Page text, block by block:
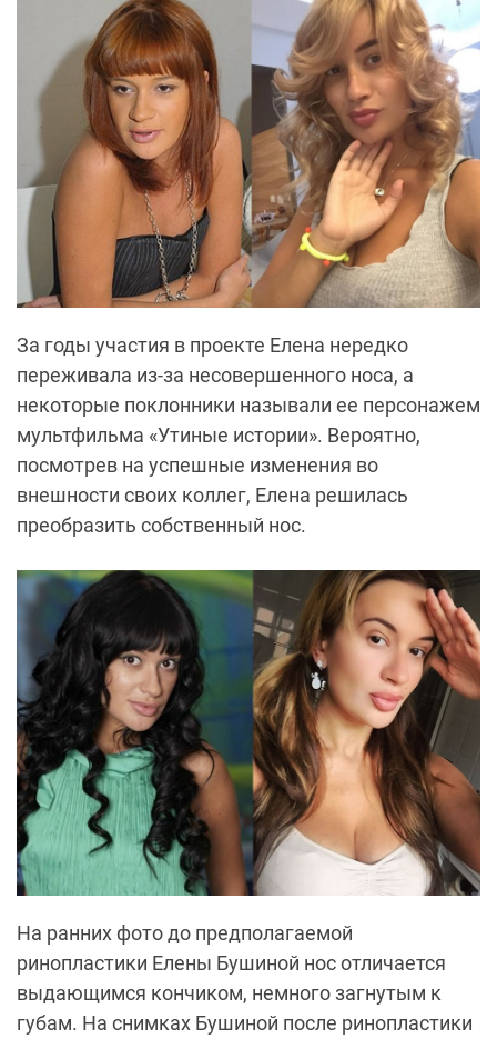
За годы участия в проекте Елена нередко
переживала из-за несовершенного носа, а
некоторые поклонники называли ее персонажем
мультфильма «Утиные истории». Вероятно,
посмотрев на успешные изменения во
внешности своих коллег, Елена решилась
преобразить собственный нос.
На ранних фото до предполагаемой
ринопластики Елены Бушиной нос отличается
выдающимся кончиком, немного загнутым к
губам. На снимках Бушиной после ринопластики